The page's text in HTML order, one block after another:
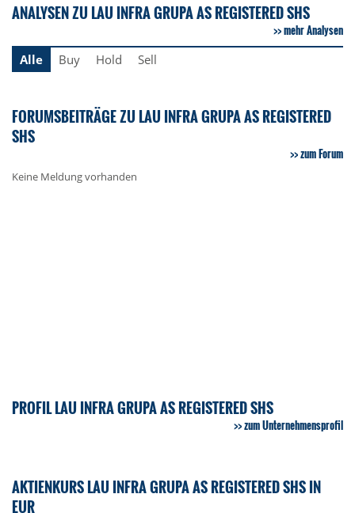
ANALYSEN ZU LAU INFRA GRUPA AS REGISTERED SHS
mehr Analysen
Alle
Buy Hold Sell
FORUMSBEITRÄGE ZU LAU INFRA GRUPA AS REGISTERED
SHS
zum Forum
Keine Meldung vorhanden
PROFIL LAU INFRA GRUPA AS REGISTERED SHS
zum Unternehmensprofil
AKTIENKURS LAU INFRA GRUPA AS REGISTERED SHS IN
EUR